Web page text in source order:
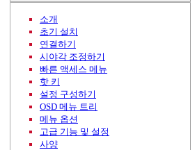
소개
초기 설치
연결하기
시야각 조정하기
빠른 액세스 메뉴
핫 키
설정 구성하기
OSD 메뉴 트리
메뉴 옵션
고급 기능 및 설정
사양